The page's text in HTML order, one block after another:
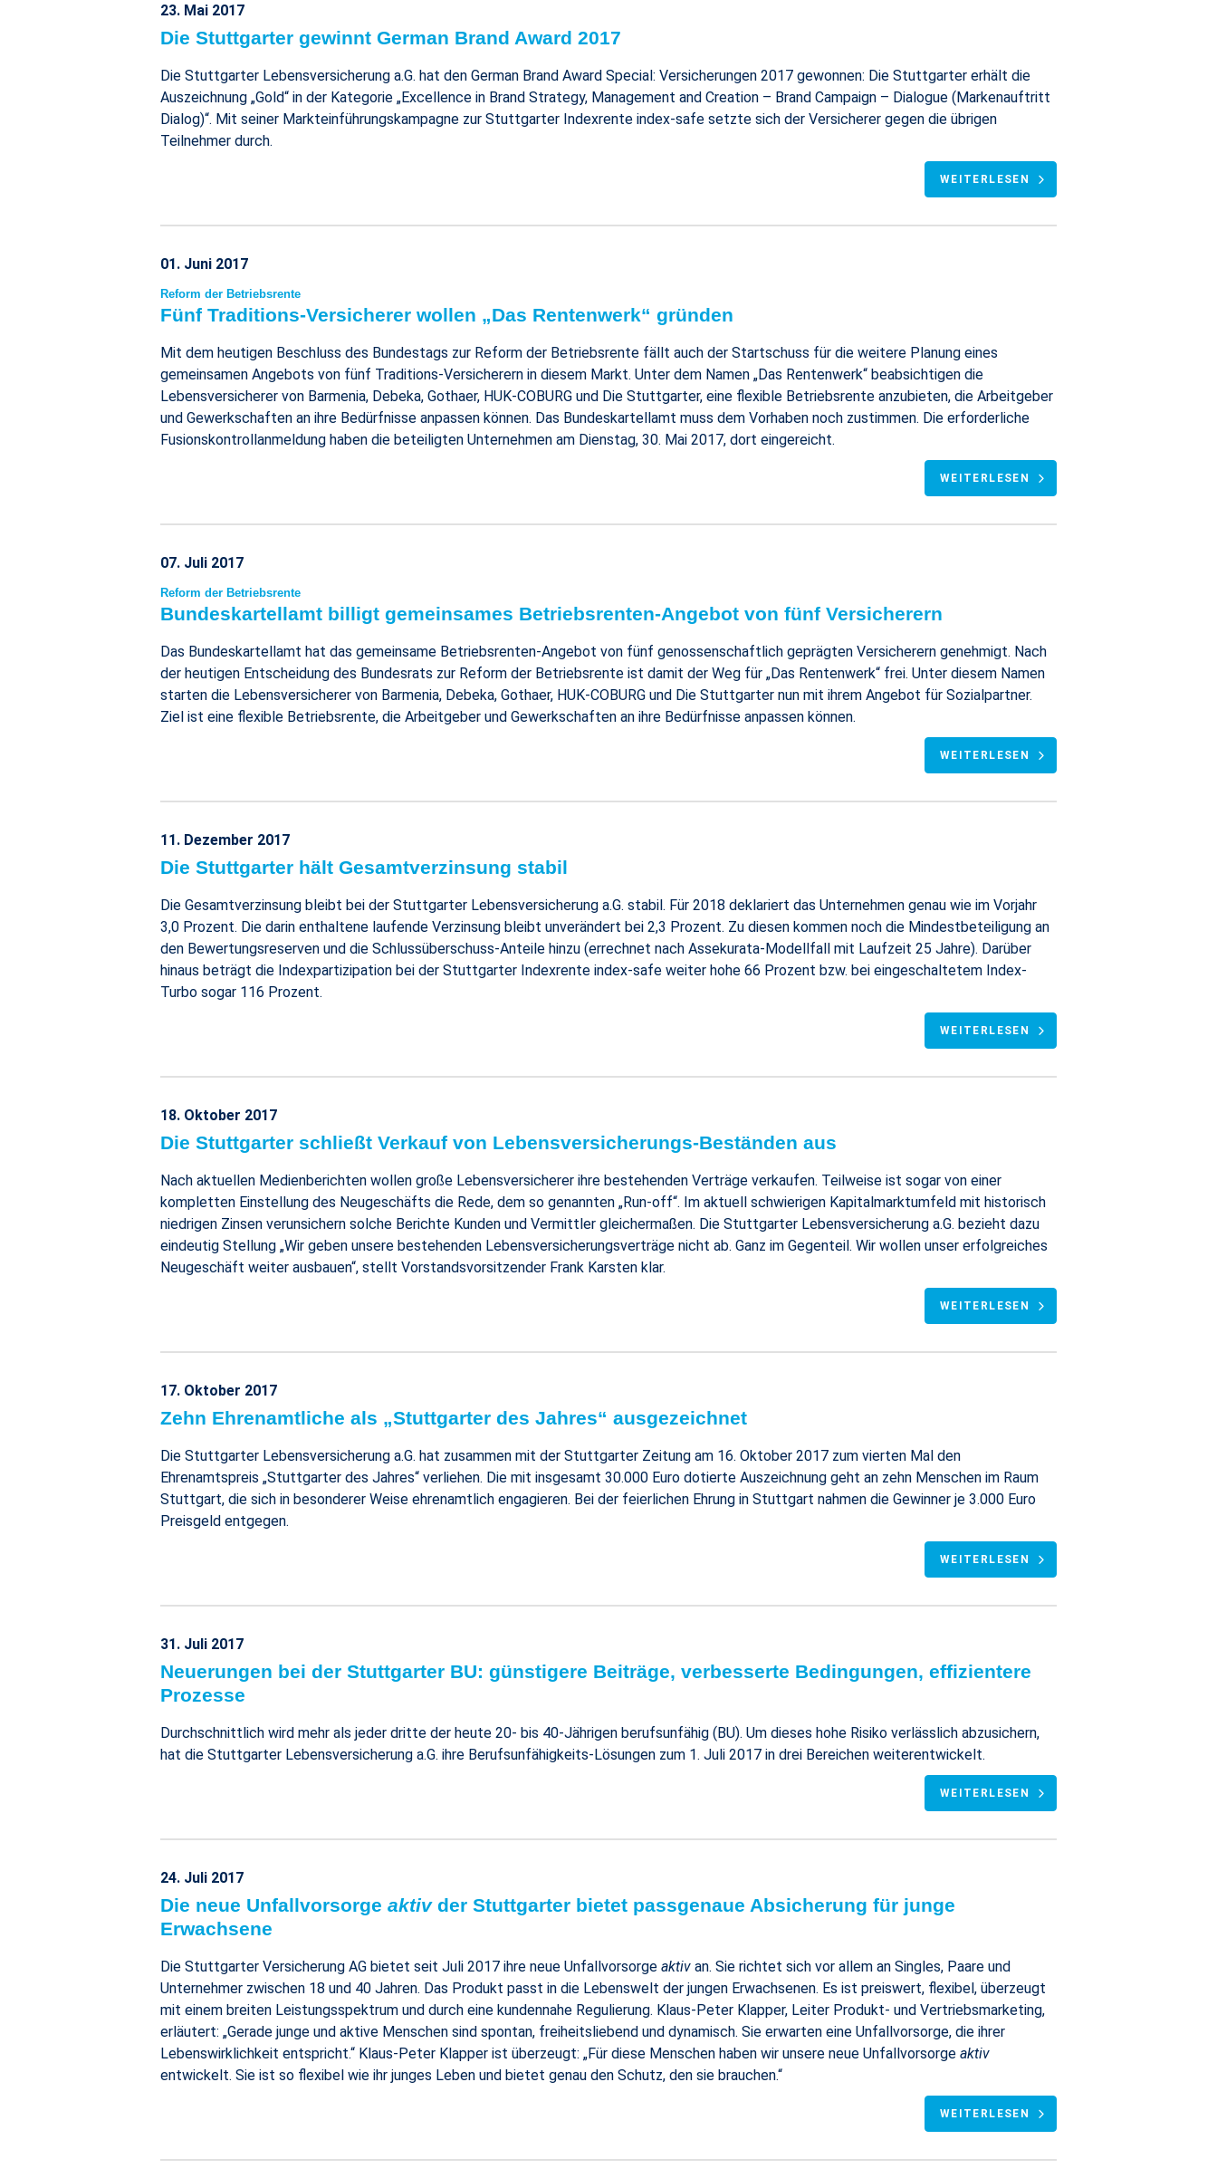
23. Mai 2017
Die Stuttgarter gewinnt German Brand Award 2017
Die Stuttgarter Lebensversicherung a.G. hat den German Brand Award Special: Versicherungen 2017 gewonnen: Die Stuttgarter erhält die
Auszeichnung „Gold“ in der Kategorie „Excellence in Brand Strategy, Management and Creation – Brand Campaign – Dialogue (Markenauftritt
Dialog)“. Mit seiner Markteinführungskampagne zur Stuttgarter Indexrente index-safe setzte sich der Versicherer gegen die übrigen
Teilnehmer durch.
WEITERLESEN
01. Juni 2017
Reform der Betriebsrente
Fünf Traditions-Versicherer wollen „Das Rentenwerk“ gründen
Mit dem heutigen Beschluss des Bundestags zur Reform der Betriebsrente fällt auch der Startschuss für die weitere Planung eines
gemeinsamen Angebots von fünf Traditions-Versicherern in diesem Markt. Unter dem Namen „Das Rentenwerk“ beabsichtigen die
Lebensversicherer von Barmenia, Debeka, Gothaer, HUK-COBURG und Die Stuttgarter, eine flexible Betriebsrente anzubieten, die Arbeitgeber
und Gewerkschaften an ihre Bedürfnisse anpassen können. Das Bundeskartellamt muss dem Vorhaben noch zustimmen. Die erforderliche
Fusionskontrollanmeldung haben die beteiligten Unternehmen am Dienstag, 30. Mai 2017, dort eingereicht.
WEITERLESEN
07. Juli 2017
Reform der Betriebsrente
Bundeskartellamt billigt gemeinsames Betriebsrenten-Angebot von fünf Versicherern
Das Bundeskartellamt hat das gemeinsame Betriebsrenten-Angebot von fünf genossenschaftlich geprägten Versicherern genehmigt. Nach
der heutigen Entscheidung des Bundesrats zur Reform der Betriebsrente ist damit der Weg für „Das Rentenwerk“ frei. Unter diesem Namen
starten die Lebensversicherer von Barmenia, Debeka, Gothaer, HUK-COBURG und Die Stuttgarter nun mit ihrem Angebot für Sozialpartner.
Ziel ist eine flexible Betriebsrente, die Arbeitgeber und Gewerkschaften an ihre Bedürfnisse anpassen können.
WEITERLESEN
11. Dezember 2017
Die Stuttgarter hält Gesamtverzinsung stabil
Die Gesamtverzinsung bleibt bei der Stuttgarter Lebensversicherung a.G. stabil. Für 2018 deklariert das Unternehmen genau wie im Vorjahr
3,0 Prozent. Die darin enthaltene laufende Verzinsung bleibt unverändert bei 2,3 Prozent. Zu diesen kommen noch die Mindestbeteiligung an
den Bewertungsreserven und die Schlussüberschuss-Anteile hinzu (errechnet nach Assekurata-Modellfall mit Laufzeit 25 Jahre). Darüber
hinaus beträgt die Indexpartizipation bei der Stuttgarter Indexrente index-safe weiter hohe 66 Prozent bzw. bei eingeschaltetem Index-
Turbo sogar 116 Prozent.
WEITERLESEN
18. Oktober 2017
Die Stuttgarter schließt Verkauf von Lebensversicherungs-Beständen aus
Nach aktuellen Medienberichten wollen große Lebensversicherer ihre bestehenden Verträge verkaufen. Teilweise ist sogar von einer
kompletten Einstellung des Neugeschäfts die Rede, dem so genannten „Run-off“. Im aktuell schwierigen Kapitalmarktumfeld mit historisch
niedrigen Zinsen verunsichern solche Berichte Kunden und Vermittler gleichermaßen. Die Stuttgarter Lebensversicherung a.G. bezieht dazu
eindeutig Stellung „Wir geben unsere bestehenden Lebensversicherungsverträge nicht ab. Ganz im Gegenteil. Wir wollen unser erfolgreiches
Neugeschäft weiter ausbauen“, stellt Vorstandsvorsitzender Frank Karsten klar.
WEITERLESEN
17. Oktober 2017
Zehn Ehrenamtliche als „Stuttgarter des Jahres“ ausgezeichnet
Die Stuttgarter Lebensversicherung a.G. hat zusammen mit der Stuttgarter Zeitung am 16. Oktober 2017 zum vierten Mal den
Ehrenamtspreis „Stuttgarter des Jahres“ verliehen. Die mit insgesamt 30.000 Euro dotierte Auszeichnung geht an zehn Menschen im Raum
Stuttgart, die sich in besonderer Weise ehrenamtlich engagieren. Bei der feierlichen Ehrung in Stuttgart nahmen die Gewinner je 3.000 Euro
Preisgeld entgegen.
WEITERLESEN
31. Juli 2017
Neuerungen bei der Stuttgarter BU: günstigere Beiträge, verbesserte Bedingungen, effizientere
Prozesse
Durchschnittlich wird mehr als jeder dritte der heute 20- bis 40-Jährigen berufsunfähig (BU). Um dieses hohe Risiko verlässlich abzusichern,
hat die Stuttgarter Lebensversicherung a.G. ihre Berufsunfähigkeits-Lösungen zum 1. Juli 2017 in drei Bereichen weiterentwickelt.
WEITERLESEN
24. Juli 2017
Die neue Unfallvorsorge aktivder Stuttgarter bietet passgenaue Absicherung für junge
Erwachsene
Die Stuttgarter Versicherung AG bietet seit Juli 2017 ihre neue Unfallvorsorge aktiv an. Sie richtet sich vor allem an Singles, Paare und
Unternehmer zwischen 18 und 40 Jahren. Das Produkt passt in die Lebenswelt der jungen Erwachsenen. Es ist preiswert, flexibel, überzeugt
mit einem breiten Leistungsspektrum und durch eine kundennahe Regulierung. Klaus-Peter Klapper, Leiter Produkt- und Vertriebsmarketing,
erläutert: „Gerade junge und aktive Menschen sind spontan, freiheitsliebend und dynamisch. Sie erwarten eine Unfallvorsorge, die ihrer
Lebenswirklichkeit entspricht.“ Klaus-Peter Klapper ist überzeugt: „Für diese Menschen haben wir unsere neue Unfallvorsorge aktiv
entwickelt. Sie ist so flexibel wie ihr junges Leben und bietet genau den Schutz, den sie brauchen.“
WEITERLESEN